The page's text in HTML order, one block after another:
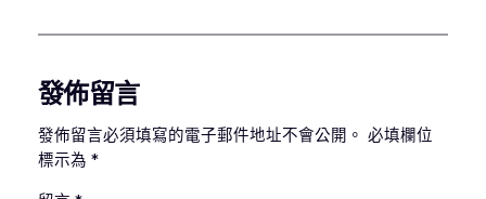
發佈留言
發佈留言必須填寫的電子郵件地址不會公開。 必填欄位
標示為 *